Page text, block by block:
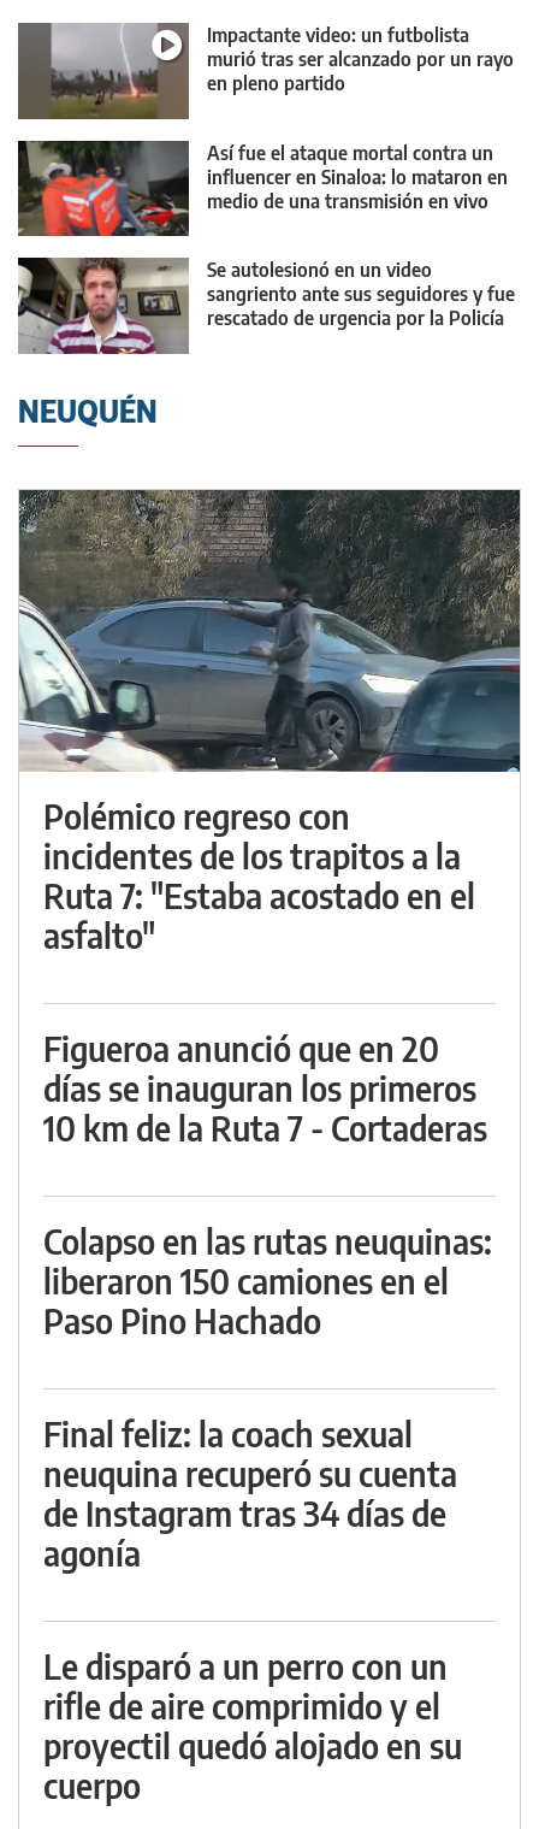
Impactante video: un futbolista
murió tras ser alcanzado por un rayo
en pleno partido
Así fue el ataque mortal contra un
influencer en Sinaloa: lo mataron en
medio de una transmisión en vivo
Se autolesionó en un video
sangriento ante sus seguidores y fue
rescatado de urgencia por la Policía
NEUQUÉN
Polémico regreso con
incidentes de los trapitos a la
Ruta 7: "Estaba acostado en el
asfalto"
Figueroa anunció que en 20
días se inauguran los primeros
10 km de la Ruta 7 - Cortaderas
Colapso en las rutas neuquinas:
liberaron 150 camiones en el
Paso Pino Hachado
Final feliz: la coach sexual
neuquina recuperó su cuenta
de Instagram tras 34 días de
agonía
Le disparó a un perro con un
rifle de aire comprimido y el
proyectil quedó alojado en su
cuerpo